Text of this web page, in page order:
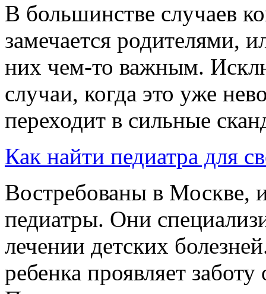
В большинстве случаев
замечается родителями,
них чем-то важным.
случаи, когда это уже
переходит в сильные
Как найти педиатра для
Востребованы в Москве,
педиатры. Они
лечении детских
ребенка проявляет